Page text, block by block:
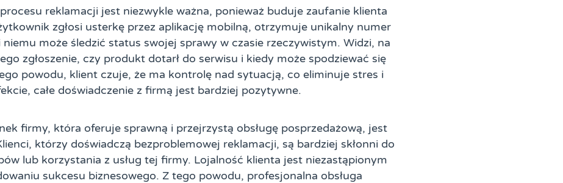
reklamacji jest niezwykle ważna, ponieważ buduje zaufanie klienta
zgłosi usterkę przez aplikację mobilną, otrzymuje unikalny numer
niemu może śledzić status swojej sprawy w czasie rzeczywistym. Widzi, na
zgłoszenie, czy produkt dotarł do serwisu i kiedy może spodziewać się
powodu, klient czuje, że ma kontrolę nad sytuacją, co eliminuje stres i
całe doświadczenie z firmą jest bardziej pozytywne.
firmy, która oferuje sprawną i przejrzystą obsługę posprzedażową, jest
którzy doświadczą bezproblemowej reklamacji, są bardziej skłonni do
lub korzystania z usług tej firmy. Lojalność klienta jest niezastąpionym
sukcesu biznesowego. Z tego powodu, profesjonalna obsługa